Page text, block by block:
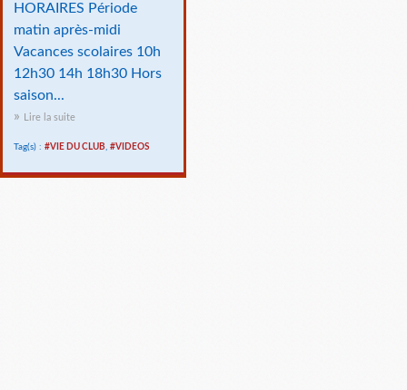
HORAIRES Période
matin après-midi
Vacances scolaires 10h
12h30 14h 18h30 Hors
saison...
Lire la suite
Tag(s) : #VIE DU CLUB, #VIDEOS